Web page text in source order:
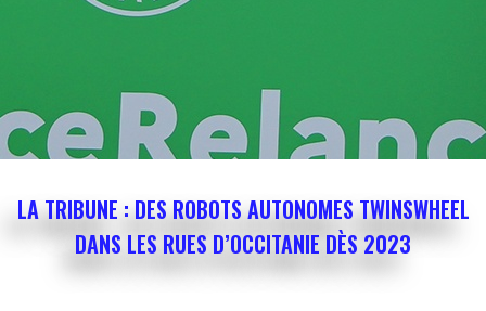
LA TRIBUNE : DES ROBOTS AUTONOMES TWINSWHEEL
DANS LES RUES D’OCCITANIE DÈS 2023